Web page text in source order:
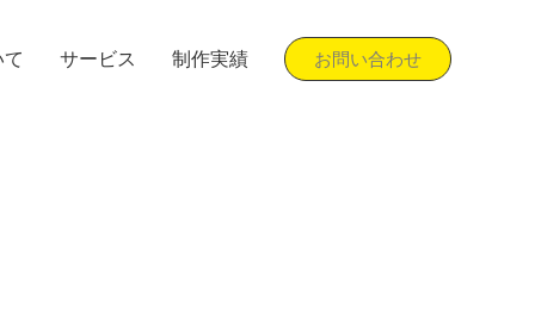
サービス 制作実績 お問い合わせ